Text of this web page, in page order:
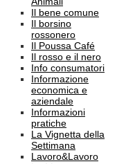
Il bene comune
Il borsino
rossonero
Il Poussa Café
Il rosso e il nero
Info consumatori
Informazione
economica e
aziendale
Informazioni
pratiche
La Vignetta della
Settimana
Lavoro&Lavoro